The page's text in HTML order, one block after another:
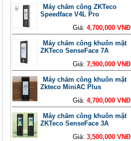
Máy chấm công ZKTeco
Speedface V4L Pro
Giá: 4,700,000 VNĐ
Máy chấm công khuôn mặt
ZKTeco SenseFace 7A
Giá: 7,900,000 VNĐ
Máy chấm công khuôn mặt
Zkteco MiniAC Plus
Giá: 4,700,000 VNĐ
Máy chấm công khuôn mặt
ZKTeco SenseFace 3A
Giá: 3,500,000 VNĐ